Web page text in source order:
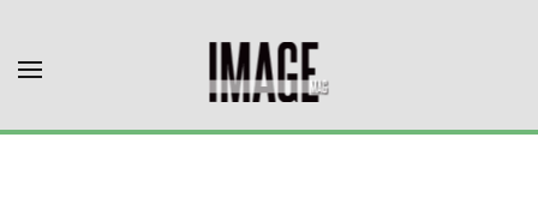
Skip to main content